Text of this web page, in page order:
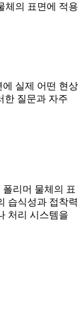
체의 표면에 적용
실제 어떤 현상
한 질문과 자주
리머 물체의 표
습식성과 접착력
처리 시스템을